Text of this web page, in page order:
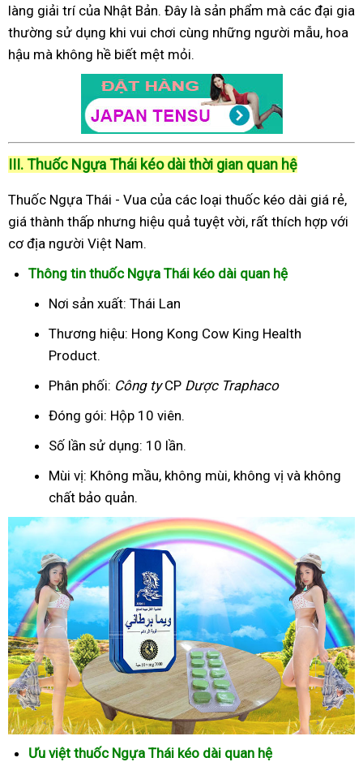
làng giải trí của Nhật Bản. Đây là sản phẩm mà các đại gia
thường sử dụng khi vui chơi cùng những người mẫu, hoa
hậu mà không hề biết mệt mỏi.
III. Thuốc Ngựa Thái kéo dài thời gian quan hệ
Thuốc Ngựa Thái - Vua của các loại thuốc kéo dài giá rẻ,
giá thành thấp nhưng hiệu quả tuyệt vời, rất thích hợp với
cơ địa người Việt Nam.
Thông tin thuốc Ngựa Thái kéo dài quan hệ
Nơi sản xuất: Thái Lan
Thương hiệu: Hong Kong Cow King Health
Product.
Phân phối: Công tyCP Dược Traphaco
Đóng gói: Hộp 10 viên.
Số lần sử dụng: 10 lần.
Mùi vị: Không mầu, không mùi, không vị và không
chất bảo quản.
Ưu việt thuốc Ngựa Thái kéo dài quan hệ